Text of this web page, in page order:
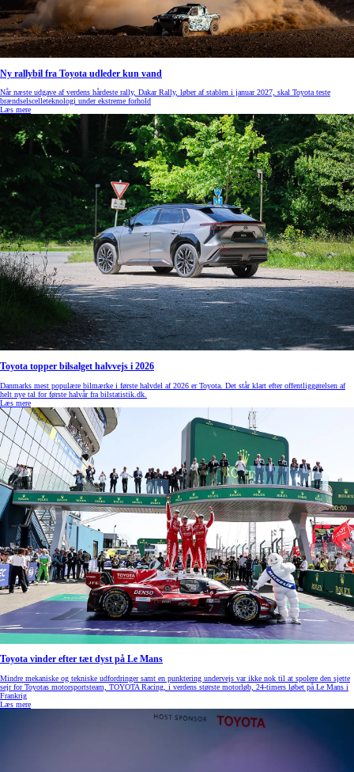
Ny rallybil fra Toyota udleder kun vand
Når næste udgave af verdens hårdeste rally, Dakar Rally, løber af stablen i januar 2027, skal Toyota teste
brændselscelleteknologi under ekstreme forhold
Læs mere
Toyota topper bilsalget halvvejs i 2026
Danmarks mest populære bilmærke i første halvdel af 2026 er Toyota. Det står klart efter offentliggørelsen af
helt nye tal for første halvår fra bilstatistik.dk.
Læs mere
Toyota vinder efter tæt dyst på Le Mans
Mindre mekaniske og tekniske udfordringer samt en punktering undervejs var ikke nok til at spolere den sjette
sejr for Toyotas motorsportsteam, TOYOTA Racing, i verdens største motorløb, 24-timers løbet på Le Mans i
Frankrig
Læs mere